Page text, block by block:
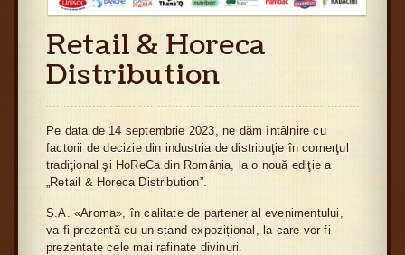
Retail & Horeca
Distribution
Pe data de 14 septembrie 2023, ne dăm întâlnire cu
factorii de decizie din industria de distribuţie în comerţul
tradiţional şi HoReCa din România, la o nouă ediţie a
„Retail & Horeca Distribution”.
S.A. «Aroma», în calitate de partener al evenimentului,
va fi prezentă cu un stand expozițional, la care vor fi
prezentate cele mai rafinate divinuri.